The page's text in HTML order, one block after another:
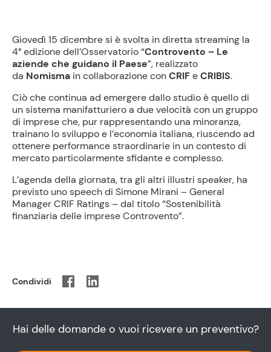
Giovedì 15 dicembre si è svolta in diretta streaming la
4° edizione dell’Osservatorio “Controvento – Le
aziende che guidano il Paese”, realizzato
da Nomisma in collaborazione conCRIFeCRIBIS.
Ciò che continua ad emergere dallo studio è quello di
un sistema manifatturiero a due velocità con un gruppo
di imprese che, pur rappresentando una minoranza,
trainano lo sviluppo e l’economia italiana, riuscendo ad
ottenere performance straordinarie in un contesto di
mercato particolarmente sfidante e complesso.
L’agenda della giornata, tra gli altri illustri speaker, ha
previsto uno speech di Simone Mirani – General
Manager CRIF Ratings – dal titolo “Sostenibilità
finanziaria delle imprese Controvento”.
Condividi
Hai delle domande o vuoi ricevere un preventivo?